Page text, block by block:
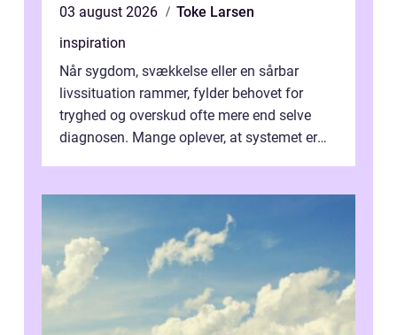
03 august 2026
Toke Larsen
inspiration
Når sygdom, svækkelse eller en sårbar
livssituation rammer, fylder behovet for
tryghed og overskud ofte mere end selve
diagnosen. Mange oplever, at systemet er